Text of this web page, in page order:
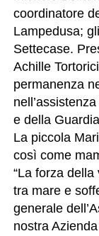
coordinatore
Lampedusa;
Settecase.
Achille
permanenza
e della
La piccola
così come
“La forza
tra mare e
generale
nostra